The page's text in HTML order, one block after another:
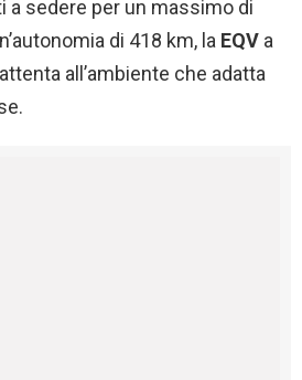
a sedere per un massimo di
di 418 km, la EQV a
all’ambiente che adatta